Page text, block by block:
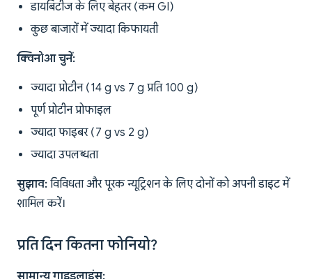
डायबिटीज के लिए बेहतर (कम GI)
कुछ बाजारों में ज्यादा किफायती
क्विनोआ चुनें:
ज्यादा प्रोटीन (14 g vs 7 g प्रति 100 g)
पूर्ण प्रोटीन प्रोफाइल
ज्यादा फाइबर (7 g vs 2 g)
ज्यादा उपलब्धता
सुझाव: विविधता और पूरक न्यूट्रिशन के लिए दोनों को अपनी डाइट में
शामिल करें।
प्रति दिन कितना फोनियो?